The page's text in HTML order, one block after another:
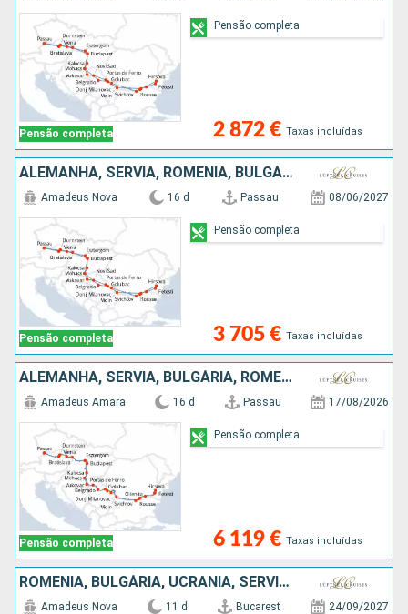
Pensão completa 2 872 € Taxas incluídas
Pensão completa
ALEMANHA, SÉRVIA, ROMÊNIA, BULGÁRIA, CROÁCIA, ESLOVÁQUIA, ÁUSTRIA
Pensão completa
Amadeus Nova 16 d Passau 08/06/2027
3 705 € Taxas incluídas
Pensão completa
ALEMANHA, SÉRVIA, BULGÁRIA, ROMÊNIA, CROÁCIA, ESLOVÁQUIA, ÁUSTRIA
Pensão completa
Amadeus Amara 16 d Passau 17/08/2026
6 119 € Taxas incluídas
Pensão completa
ROMÊNIA, BULGÁRIA, UCRÂNIA, SÉRVIA, ESLOVÁQUIA, ÁUSTRIA
Amadeus Nova 11 d Bucarest 24/09/2027